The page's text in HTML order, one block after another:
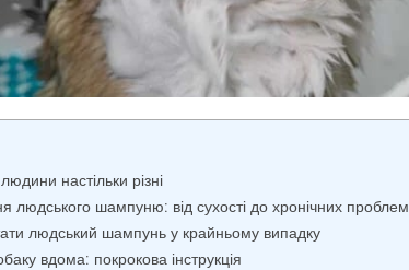
настільки різні
людського шампуню: від сухості до хронічних проблем
людський шампунь у крайньому випадку
вдома: покрокова інструкція